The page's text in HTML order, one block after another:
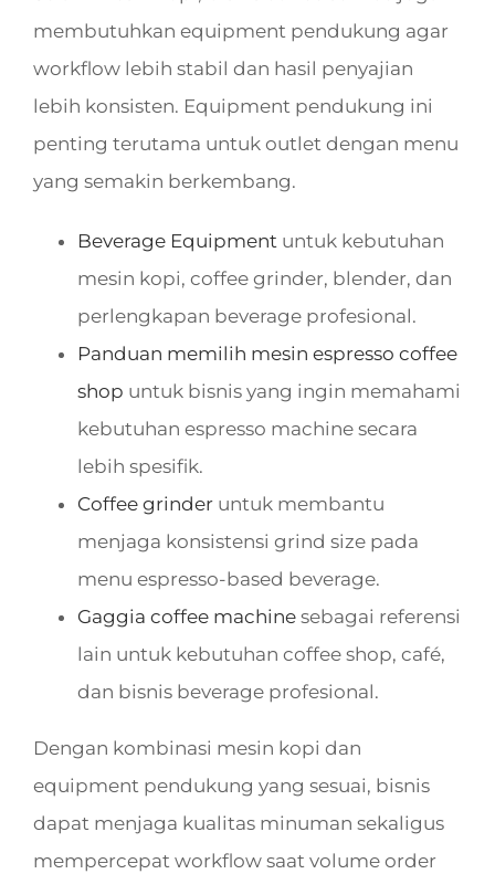
membutuhkan equipment pendukung agar
workflow lebih stabil dan hasil penyajian
lebih konsisten. Equipment pendukung ini
penting terutama untuk outlet dengan menu
yang semakin berkembang.
Beverage Equipmentuntuk kebutuhan
mesin kopi, coffee grinder, blender, dan
perlengkapan beverage profesional.
Panduan memilih mesin espresso coffee
shop untuk bisnis yang ingin memahami
kebutuhan espresso machine secara
lebih spesifik.
Coffee grinderuntuk membantu
menjaga konsistensi grind size pada
menu espresso-based beverage.
Gaggia coffee machinesebagai referensi
lain untuk kebutuhan coffee shop, café,
dan bisnis beverage profesional.
Dengan kombinasi mesin kopi dan
equipment pendukung yang sesuai, bisnis
dapat menjaga kualitas minuman sekaligus
mempercepat workflow saat volume order